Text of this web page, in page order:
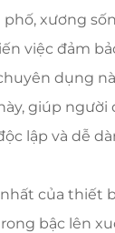
xương
việc đảm
dụng
giúp người
lập và dễ
của thiết
bậc lên